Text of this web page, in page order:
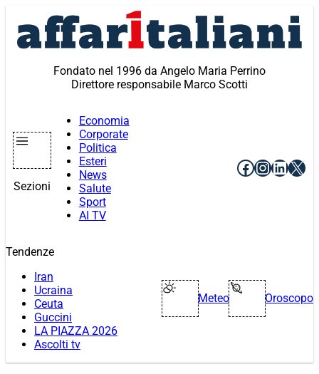
contenuto
Fondato nel 1996 da Angelo Maria Perrino
Direttore responsabile Marco Scotti
Sezioni
Economia
Corporate
Politica
Esteri
News
Salute
Sport
AI TV
Facebook
X
Tendenze
Iran
Ucraina
Ceuta
Guccini
LA PIAZZA 2026
Ascolti tv
Meteo Oroscopo